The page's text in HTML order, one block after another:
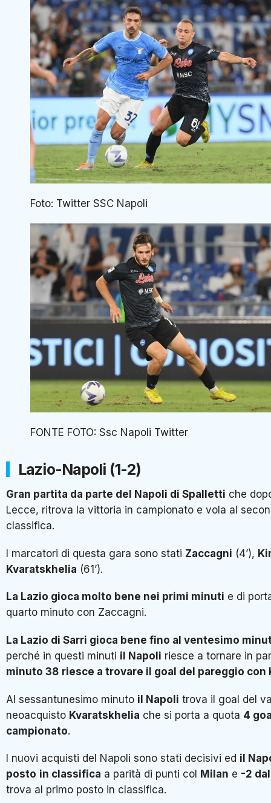
Foto: Twitter SSC Napoli
FONTE FOTO: Ssc Napoli Twitter
Lazio-Napoli (1-2)
Gran partita da parte del Napoli di Spalletti che
Lecce, ritrova la vittoria in campionato e vola al
classifica.
I marcatori di questa gara sono stati Zaccagni (4’),
Kvaratskhelia (61’).
La Lazio gioca molto bene nei primi minuti e di
quarto minuto con Zaccagni.
La Lazio di Sarri gioca bene fino al ventesimo
perché in questi minuti il Napoli riesce a tornare in
minuto 38 riesce a trovare il goal del pareggio con
Al sessantunesimo minuto il Napoli trova il goal del
neoacquisto Kvaratskhelia che si porta a quota 4
campionato.
I nuovi acquisti del Napoli sono stati decisivi ed il
posto in classifica a parità di punti col Milan e -2
trova al primo posto in classifica.